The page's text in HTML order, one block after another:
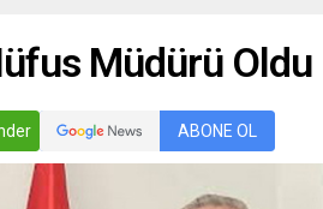
Müdürü Oldu
ABONE OL